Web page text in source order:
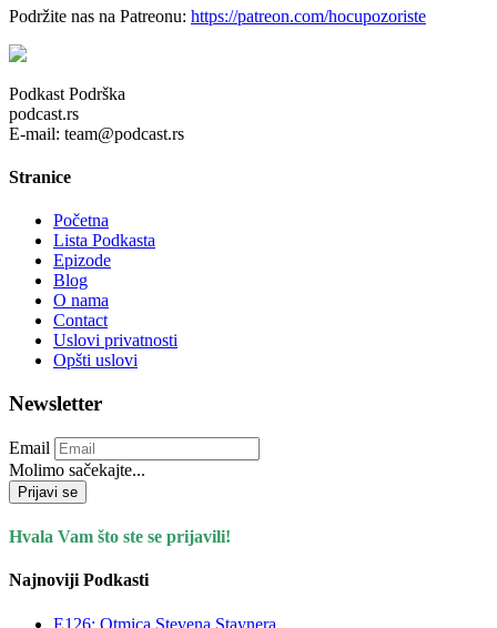
Podržite nas na Patreonu: ⁠https://patreon.com/hocupozoriste
Podkast Podrška
podcast.rs
E-mail: team@podcast.rs
Stranice
Početna
Lista Podkasta
Epizode
Blog
O nama
Contact
Uslovi privatnosti
Opšti uslovi
Newsletter
Email
Molimo sačekajte...
Prijavi se
Hvala Vam što ste se prijavili!
Najnoviji Podkasti
E126: Otmica Stevena Staynera